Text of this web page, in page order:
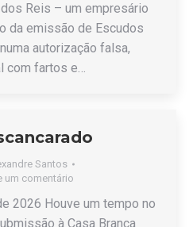
Reis – um empresário
da emissão de Escudos
autorização falsa,
com fartos e…
Santos
um comentário
2026 Houve um tempo no
à Casa Branca